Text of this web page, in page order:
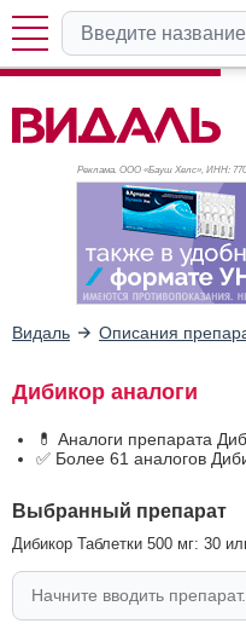
Реклама. ООО «Бауш Хелс», ИНН: 770
Видаль Описания
Дибикор аналоги
💊 Аналоги препарата
✅ Более 61 аналогов
Выбранный препарат
Дибикор Таблетки 500 мг: 30